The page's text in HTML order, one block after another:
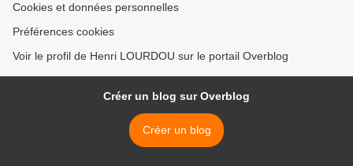
Cookies et données personnelles
Préférences cookies
Voir le profil de Henri LOURDOU sur le portail Overblog
Créer un blog sur Overblog
Créer un blog